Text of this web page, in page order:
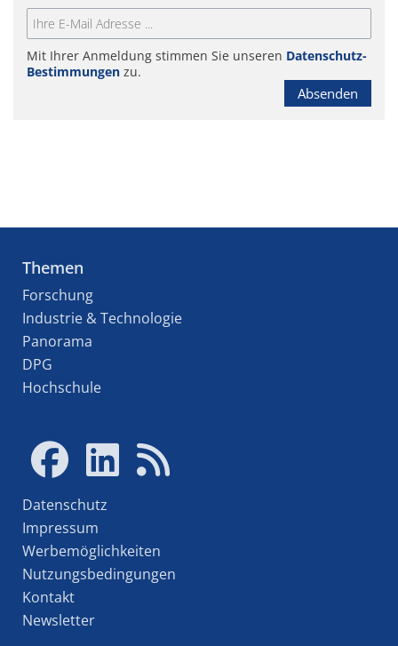
Mit Ihrer Anmeldung stimmen Sie unseren Datenschutz-
Bestimmungen zu.
Absenden
Themen
Forschung
Industrie & Technologie
Panorama
DPG
Hochschule
Datenschutz
Impressum
Werbemöglichkeiten
Nutzungsbedingungen
Kontakt
Newsletter